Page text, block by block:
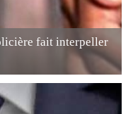
fait interpeller